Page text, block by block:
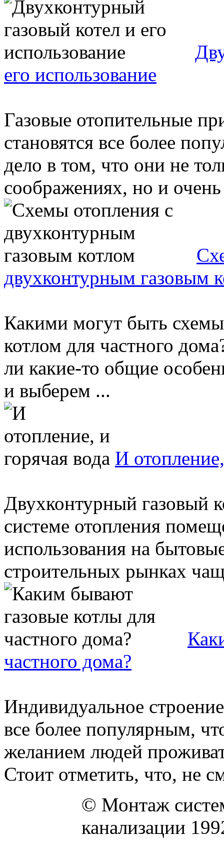
его использование
Газовые отопительные
становятся все более
дело в том, что они не
соображениях, но и
двухконтурным газовым
Какими могут быть
котлом для частного
ли какие-то общие
и выберем ...
И
Двухконтурный газовый
системе отопления
использования на
строительных рынках
частного дома?
Индивидуальное
все более популярным,
желанием людей
Стоит отметить, что, не
© Монтаж
канализации